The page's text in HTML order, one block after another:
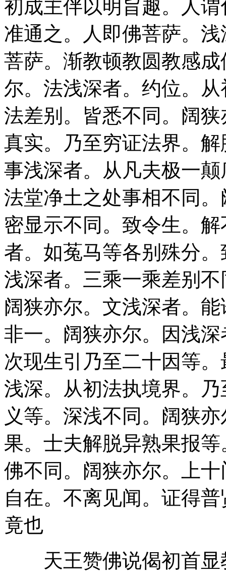
初成主伴以明旨趣。人
准通之。人即佛菩萨。
菩萨。渐教顿教圆教感
尔。法浅深者。约位。
法差别。皆悉不同。阔
真实。乃至穷证法界。
事浅深者。从凡夫极一
法堂净土之处事相不同
密显示不同。致令生。
者。如菟马等各别殊分
浅深者。三乘一乘差别
阔狭亦尔。文浅深者。
非一。阔狭亦尔。因浅
次现生引乃至二十因等
浅深。从初法执境界。
义等。深浅不同。阔狭
果。士夫解脱异熟果报
佛不同。阔狭亦尔。上
自在。不离见闻。证得
竟也
天王赞佛说偈初首显